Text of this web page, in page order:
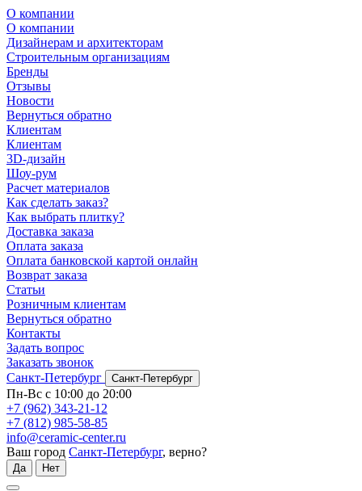
О компании
О компании
Дизайнерам и архитекторам
Строительным организациям
Бренды
Отзывы
Новости
Вернуться обратно
Клиентам
Клиентам
3D-дизайн
Шоу-рум
Расчет материалов
Как сделать заказ?
Как выбрать плитку?
Доставка заказа
Оплата заказа
Оплата банковской картой онлайн
Возврат заказа
Статьи
Розничным клиентам
Вернуться обратно
Контакты
Задать вопрос
Заказать звонок
Санкт-Петербург
Санкт-Петербург
Пн-Вс с 10:00 до 20:00
+7 (962) 343-21-12
+7 (812) 985-58-85
info@ceramic-center.ru
Ваш город Санкт-Петербург, верно?
Да Нет